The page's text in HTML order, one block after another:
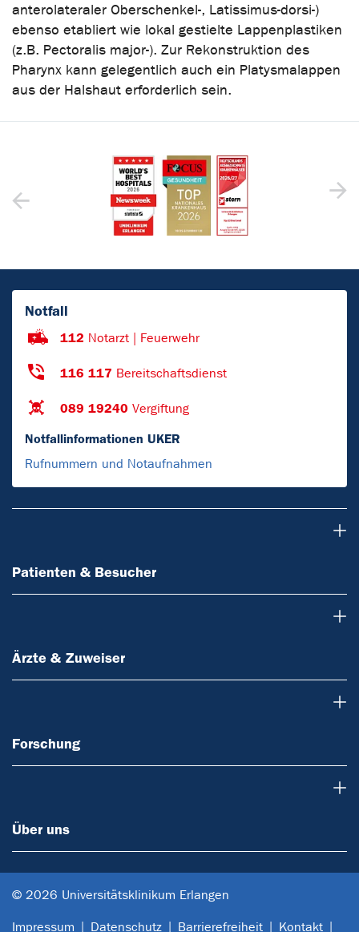
anterolateraler Oberschenkel-, Latissimus-dorsi-)
ebenso etabliert wie lokal gestielte Lappenplastiken
(z.B. Pectoralis major-). Zur Rekonstruktion des
Pharynx kann gelegentlich auch ein Platysmalappen
aus der Halshaut erforderlich sein.
Notfall
112 Notarzt | Feuerwehr
116 117 Bereitschaftsdienst
089 19240 Vergiftung
Notfallinformationen UKER
Rufnummern und Notaufnahmen
Patienten & Besucher
Ärzte & Zuweiser
Forschung
Über uns
© 2026 Universitätsklinikum Erlangen
Impressum Datenschutz Barrierefreiheit Kontakt